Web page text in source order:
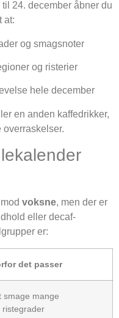
24. december åbner du
at:
og smagsnoter
og risterier
hele december
en anden kaffedrikker,
voksne, men der er
eller decaf-
er:
det passer
smage mange
ristegrader